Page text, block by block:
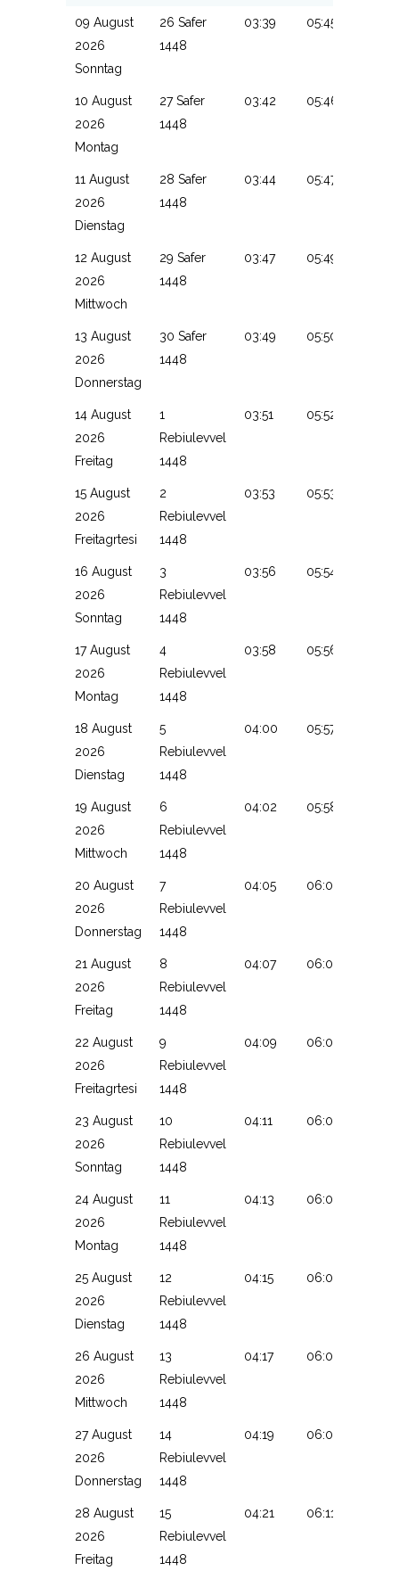
09 August
2026
Sonntag
26 Safer
1448
03:39 05:45
10 August
2026
Montag
27 Safer
1448
03:42 05:46
11 August
2026
Dienstag
28 Safer
1448
03:44 05:47
12 August
2026
Mittwoch
29 Safer
1448
03:47 05:49
13 August
2026
Donnerstag
30 Safer
1448
03:49 05:50
14 August
2026
Freitag
1
Rebiulevvel
1448
03:51 05:52
15 August
2026
Freitagrtesi
2
Rebiulevvel
1448
03:53 05:53
16 August
2026
Sonntag
3
Rebiulevvel
1448
03:56 05:54
17 August
2026
Montag
4
Rebiulevvel
1448
03:58 05:56
18 August
2026
Dienstag
5
Rebiulevvel
1448
04:00 05:57
19 August
2026
Mittwoch
6
Rebiulevvel
1448
04:02 05:58
20 August
2026
Donnerstag
7
Rebiulevvel
1448
04:05 06:00
21 August
2026
Freitag
8
Rebiulevvel
1448
04:07 06:01
22 August
2026
Freitagrtesi
9
Rebiulevvel
1448
04:09 06:02
23 August
2026
Sonntag
10
Rebiulevvel
1448
04:11 06:04
24 August
2026
Montag
11
Rebiulevvel
1448
04:13 06:05
25 August
2026
Dienstag
12
Rebiulevvel
1448
04:15 06:07
26 August
2026
Mittwoch
13
Rebiulevvel
1448
04:17 06:08
27 August
2026
Donnerstag
14
Rebiulevvel
1448
04:19 06:09
28 August
2026
Freitag
15
Rebiulevvel
1448
04:21 06:11